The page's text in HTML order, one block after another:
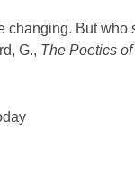
changing. But
G., The Poetics